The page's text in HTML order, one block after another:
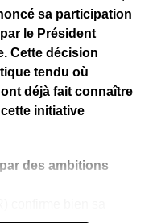
enregistrée sous le
l’édition de revues
outils numériques
En cela, on
Il met en avant les
la culture
de l’Afrique et des
: valoriser la richesse
récits, des analyses,
sa participation
le Président
Cette décision
tendu où
déjà fait connaître
initiative
des ambitions